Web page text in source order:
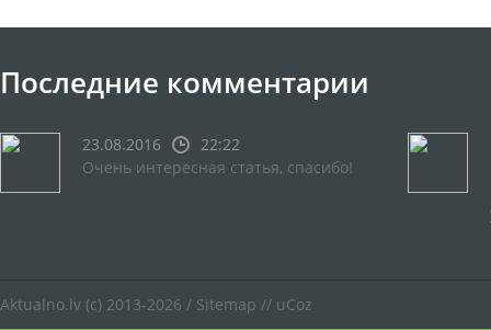
Последние комментарии
23.08.2016
22:22
Очень интересная статья, спасибо!
Aktualno.lv (c) 2013-2026 / Sitemap // uCoz